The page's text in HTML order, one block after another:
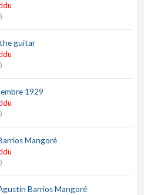
guitar
1929
Mangoré
Barrios Mangoré